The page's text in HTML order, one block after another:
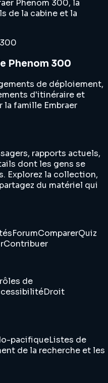
Phenom 300, la
de la cabine et la
Phenom 300
de déploiement,
d'itinéraire et
la famille Embraer
rapports actuels,
dont les gens se
Explorez la collection,
du matériel qui
ForumComparerQuiz
Contribuer
de
Droit
pacifiqueListes de
de la recherche et les